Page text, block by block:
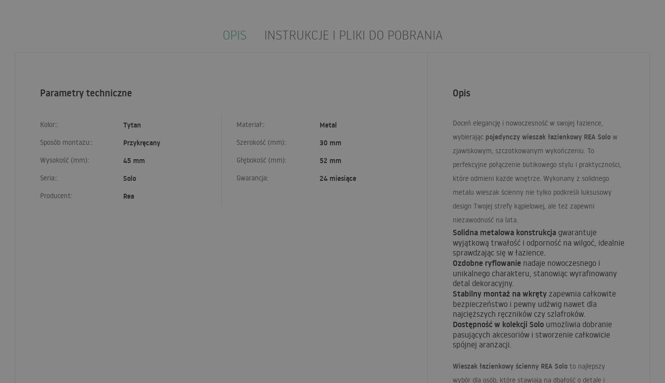
OPIS INSTRUKCJE I PLIKI DO POBRANIA
Parametry techniczne
Kolor:: Tytan Materiał:: Metal
Sposób montażu:: Przykręcany Szerokość (mm): 30 mm
Wysokość (mm): 45 mm Głębokość (mm): 52 mm
Seria:: Solo Gwarancja: 24 miesiące
Producent: Rea
Opis
Doceń elegancję i nowoczesność w swojej łazience,
wybierając pojedynczy wieszak łazienkowy REA Solo w
zjawiskowym, szczotkowanym wykończeniu. To
perfekcyjne połączenie butikowego stylu i praktyczności,
które odmieni każde wnętrze. Wykonany z solidnego
metalu wieszak ścienny nie tylko podkreśli luksusowy
design Twojej strefy kąpielowej, ale też zapewni
niezawodność na lata.
Solidna metalowa konstrukcja gwarantuje
wyjątkową trwałość i odporność na wilgoć, idealnie
sprawdzając się w łazience.
Ozdobne ryflowanie nadaje nowoczesnego i
unikalnego charakteru, stanowiąc wyrafinowany
detal dekoracyjny.
Stabilny montaż na wkręty zapewnia całkowite
bezpieczeństwo i pewny udźwig nawet dla
najcięższych ręczników czy szlafroków.
Dostępność w kolekcji Solo umożliwia dobranie
pasujących akcesoriów i stworzenie całkowicie
spójnej aranżacji.
Wieszak łazienkowy ścienny REA Solo to najlepszy
wybór dla osób, które stawiają na dbałość o detale i